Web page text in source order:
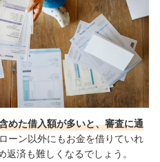
めた借入額が多いと、審査に通
ーン以外にもお金を借りていれ
済も難しくなるでしょう。